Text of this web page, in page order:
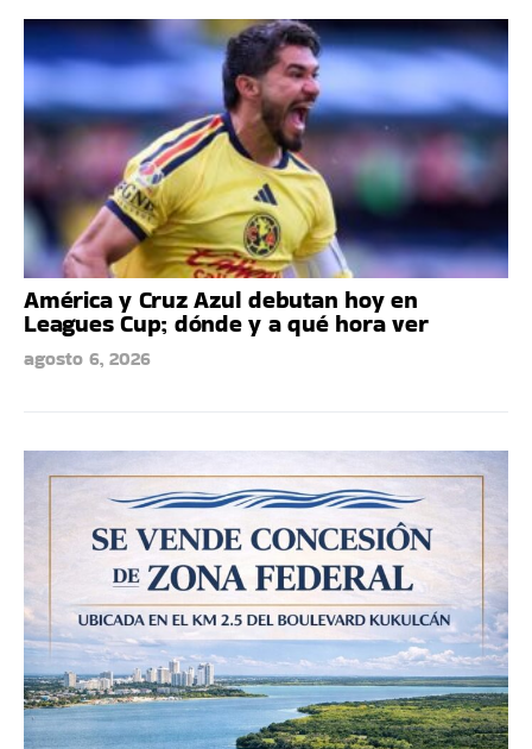
América y Cruz Azul debutan hoy en
Leagues Cup; dónde y a qué hora ver
agosto 6, 2026